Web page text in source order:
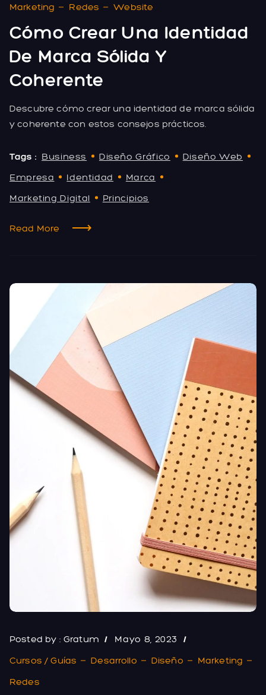
Marketing
Redes Website
Cómo Crear Una Identidad
De Marca Sólida Y
Coherente
Descubre cómo crear una identidad de marca sólida
y coherente con estos consejos prácticos.
Tags : Business Diseño Gráfico
Diseño Web
Empresa
Identidad
Marca
Marketing Digital
Principios
Read More
Posted by : Gratum
Mayo 8, 2023
Cursos / Guías
Desarrollo Diseño
Marketing
Redes